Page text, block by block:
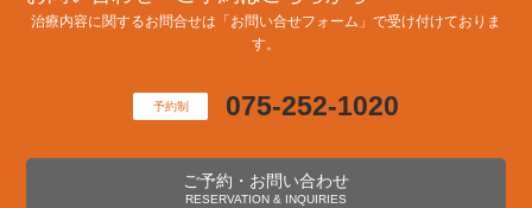
治療内容に関するお問合せは「お問い合せフォーム」で受け付けておりま
す。
予約制 075-252-1020
ご予約・お問い合わせ
RESERVATION & INQUIRIES